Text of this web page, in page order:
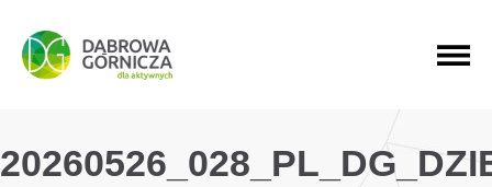
PRZEJDŹ DO MENU GŁÓWNEGO
PRZEJDŹ DO WYSZUKIWARKI
PRZEJDŹ DO TREŚCI